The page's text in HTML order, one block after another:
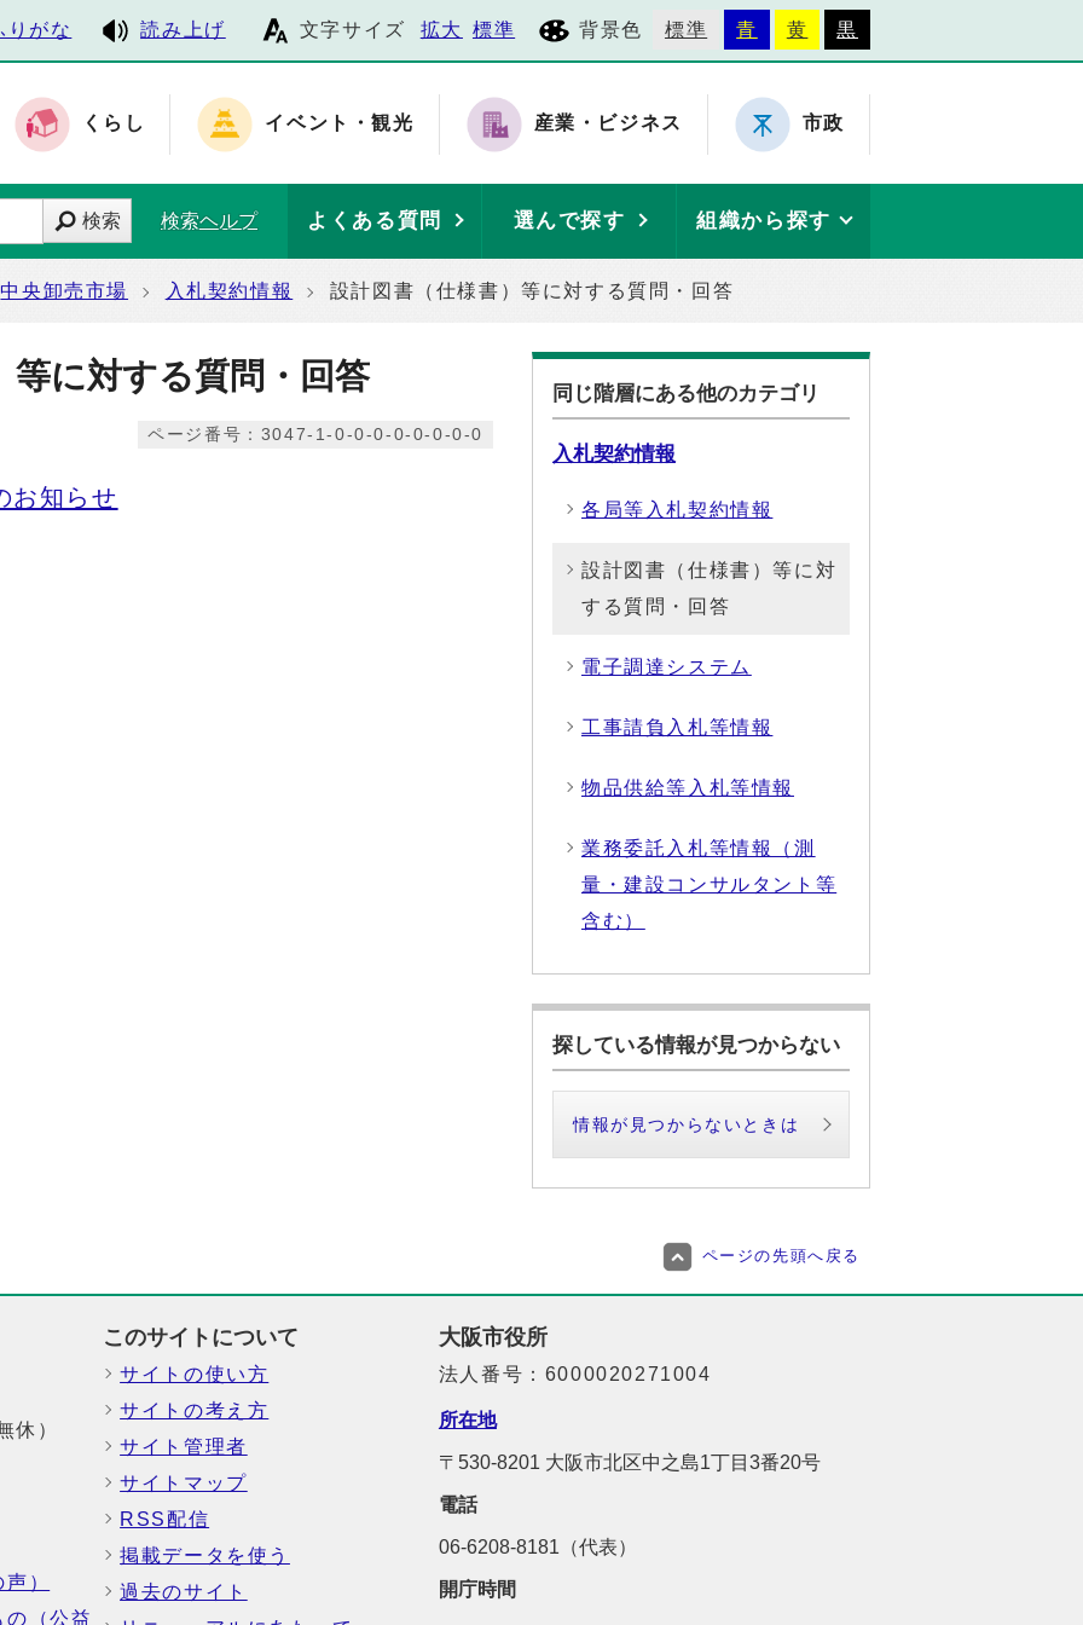
りがな 読み上げ 文字サイズ 拡大 標準 背景色 標準 青 黄 黒
くらし イベント・観光 産業・ビジネス 市政
検索 検索ヘルプ よくある質問 選んで探す 組織から探す
中央卸売市場 入札契約情報 設計図書（仕様書）等に対する質問・回答
等に対する質問・回答
ページ番号：3047-1-0-0-0-0-0-0-0-0
お知らせ
同じ階層にある他のカテゴリ
入札契約情報
各局等入札契約情報
設計図書（仕様書）等に対
する質問・回答
電子調達システム
工事請負入札等情報
物品供給等入札等情報
業務委託入札等情報（測
量・建設コンサルタント等
含む）
探している情報が見つからない
情報が見つからないときは
ページの先頭へ戻る
休）
）
（公益
このサイトについて
サイトの使い方
サイトの考え方
サイト管理者
サイトマップ
RSS配信
掲載データを使う
過去のサイト
大阪市役所
法人番号：6000020271004
所在地
〒530-8201 大阪市北区中之島1丁目3番20号
電話
06-6208-8181（代表）
開庁時間